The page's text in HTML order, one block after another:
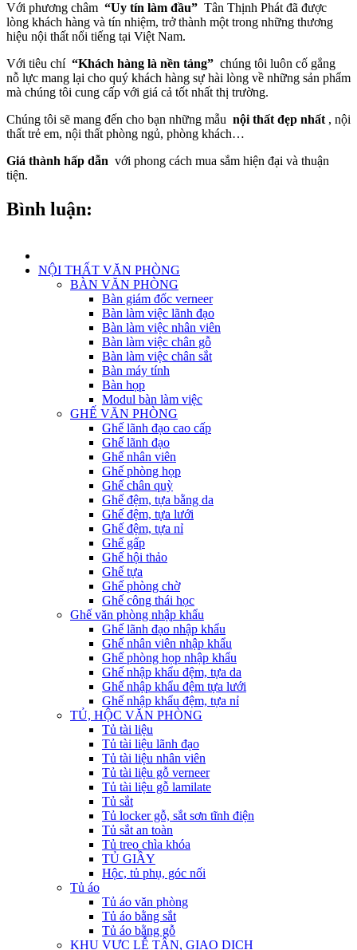
Với phương châm “Uy tín làm đầu” Tân Thịnh Phát đã được
lòng khách hàng và tín nhiệm, trở thành một trong những thương
hiệu nội thất nổi tiếng tại Việt Nam.
Với tiêu chí “Khách hàng là nền tảng” chúng tôi luôn cố gắng
nỗ lực mang lại cho quý khách hàng sự hài lòng về những sản phẩm
mà chúng tôi cung cấp với giá cả tốt nhất thị trường.
Chúng tôi sẽ mang đến cho bạn những mẫu nội thất đẹp nhất , nội
thất trẻ em, nội thất phòng ngủ, phòng khách…
Giá thành hấp dẫn với phong cách mua sắm hiện đại và thuận
tiện.
Bình luận:
NỘI THẤT VĂN PHÒNG
BÀN VĂN PHÒNG
Bàn giám đốc verneer
Bàn làm việc lãnh đạo
Bàn làm việc nhân viên
Bàn làm việc chân gỗ
Bàn làm việc chân sắt
Bàn máy tính
Bàn họp
Modul bàn làm việc
GHẾ VĂN PHÒNG
Ghế lãnh đạo cao cấp
Ghế lãnh đạo
Ghế nhân viên
Ghế phòng họp
Ghế chân quỳ
Ghế đệm, tựa bằng da
Ghế đệm, tựa lưới
Ghế đệm, tựa nỉ
Ghế gấp
Ghế hội thảo
Ghế tựa
Ghế phòng chờ
Ghế công thái học
Ghế văn phòng nhập khẩu
Ghế lãnh đạo nhập khẩu
Ghế nhân viên nhập khẩu
Ghế phòng họp nhập khẩu
Ghế nhập khẩu đệm, tựa da
Ghế nhập khẩu đệm tựa lưới
Ghế nhập khẩu đệm, tựa nỉ
TỦ, HỘC VĂN PHÒNG
Tủ tài liệu
Tủ tài liệu lãnh đạo
Tủ tài liệu nhân viên
Tủ tài liệu gỗ verneer
Tủ tài liệu gỗ lamilate
Tủ sắt
Tủ locker gỗ, sắt sơn tĩnh điện
Tủ sắt an toàn
Tủ treo chìa khóa
TỦ GIẦY
Hộc, tủ phụ, góc nối
Tủ áo
Tủ áo văn phòng
Tủ áo bằng sắt
Tủ áo bằng gỗ
KHU VỰC LỄ TÂN, GIAO DỊCH